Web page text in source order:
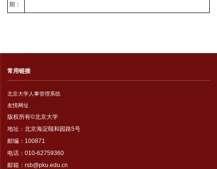
期：
常用链接
北京大学人事管理系统
友情网址
版权所有©北京大学
地址：北京海淀颐和园路5号
邮编：100871
电话：010-62759360
邮箱：rsb@pku.edu.cn